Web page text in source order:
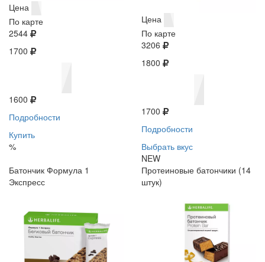
Цена
По карте
2544
1700
1600
Подробности
Купить
%
Цена
По карте
3206
1800
1700
Подробности
Выбрать вкус
NEW
Батончик Формула 1
Экспресс
Протеиновые батончики (14
штук)